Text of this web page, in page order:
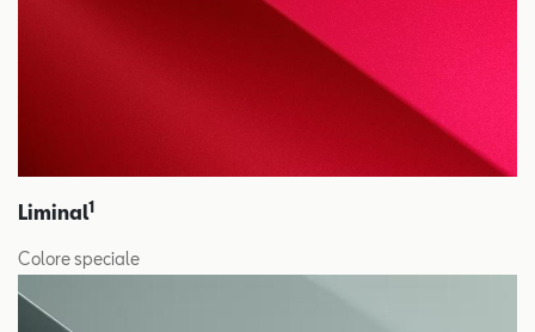
Liminal1
Colore speciale